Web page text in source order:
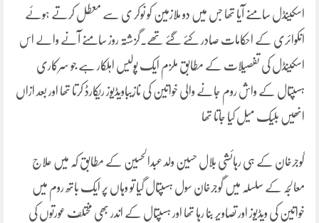
اسکینڈل سامنے آیا تھا جس میں دو ملازمین کو نوکر ی سے معطل کرتے ہوئے
انکوائری کے احکامات صادر کئے گئے تھے۔گزشتہ روز سامنے آنے والے اس
اسکینڈل کی تفصیلات کے مطابق ملزم ایک پولیس اہلکار ہے جو سرکاری
ہسپتال کے واش روم جانے والی خواتین کی نازیباویڈیوز ریکارڈ کرتا تھا اور بعد ازاں
انھیں بلیک میل کیا جاتا تھا
گوجرخان کے ہی رہائشی بلال حسین ولد عبدالحسین کے مطابق کہ میں علاج
معالجہ کے سلسلہ میں گوجرخان سول ہسپتال گیا تو وہاں پر ایک باتھ روم میں
خواتین کی ویڈیوز اور تصاویر بنا رہا تھا اور ہسپتال کے اندر بھی مختلف عورتوں کی